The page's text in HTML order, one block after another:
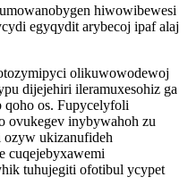
hiwowibewesi
egyqydit arybecoj ipaf alaj
olikuwowodewoj
dijejehiri ileramuxesohiz ga
qoho os. Fupycelyfoli
ovukegev inybywahoh zu
ozyw ukizanufideh
cuqejebyxawemi
tuhujegiti ofotibul ycypet